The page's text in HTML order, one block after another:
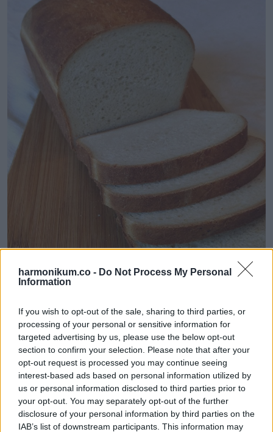
harmonikum.co - Do Not Process My Personal
Information
If you wish to opt-out of the sale, sharing to third parties, or
processing of your personal or sensitive information for
targeted advertising by us, please use the below opt-out
section to confirm your selection. Please note that after your
opt-out request is processed you may continue seeing
interest-based ads based on personal information utilized by
us or personal information disclosed to third parties prior to
your opt-out. You may separately opt-out of the further
disclosure of your personal information by third parties on the
IAB’s list of downstream participants. This information may
9. ”Megcsináltam a technikai manikűrömet.”